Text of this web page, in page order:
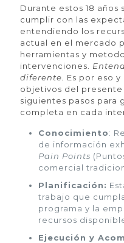
Durante estos 18
cumplir con las
entendiendo los
actual en el mercado
herramientas y
intervenciones.
diferente.
Es por eso
objetivos del
siguientes pasos para
completa en cada
Conocimiento:
de información
Pain Points
comercial
Planificación:
trabajo que
programa y la
recursos
Ejecución y